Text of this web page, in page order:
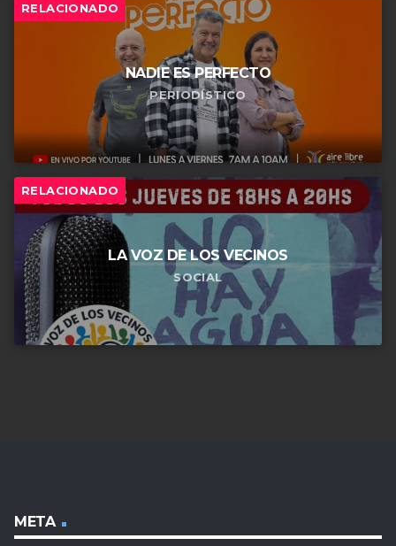
RELACIONADO
NADIE ES PERFECTO
PERIODÍSTICO
RELACIONADO
LA VOZ DE LOS VECINOS
SOCIAL
META